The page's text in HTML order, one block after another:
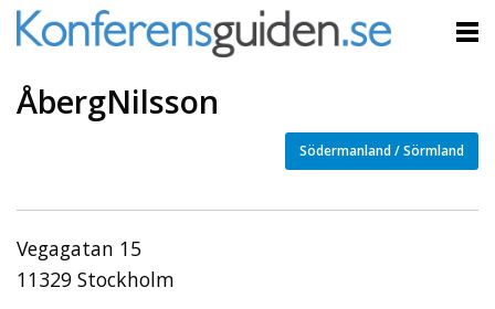
ÅbergNilsson
Södermanland / Sörmland
Vegagatan 15
11329 Stockholm